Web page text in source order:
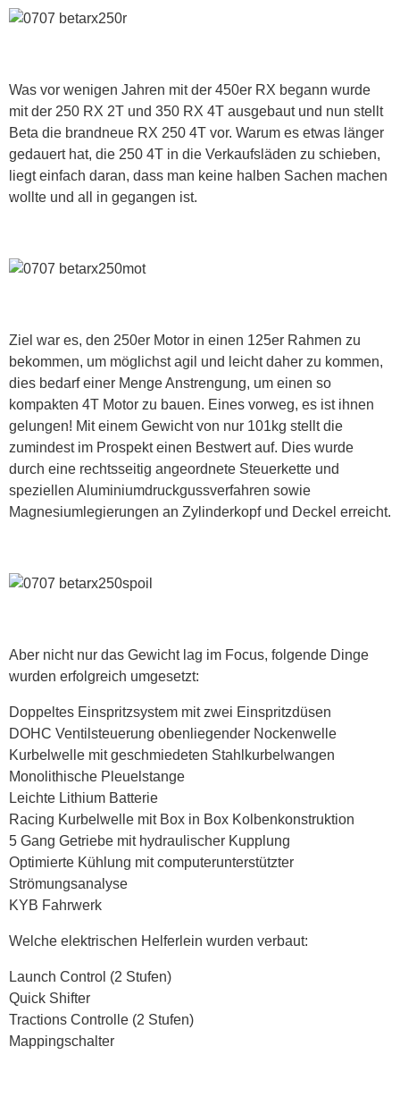
Was vor wenigen Jahren mit der 450er RX begann wurde
mit der 250 RX 2T und 350 RX 4T ausgebaut und nun stellt
Beta die brandneue RX 250 4T vor. Warum es etwas länger
gedauert hat, die 250 4T in die Verkaufsläden zu schieben,
liegt einfach daran, dass man keine halben Sachen machen
wollte und all in gegangen ist.
Ziel war es, den 250er Motor in einen 125er Rahmen zu
bekommen, um möglichst agil und leicht daher zu kommen,
dies bedarf einer Menge Anstrengung, um einen so
kompakten 4T Motor zu bauen. Eines vorweg, es ist ihnen
gelungen! Mit einem Gewicht von nur 101kg stellt die
zumindest im Prospekt einen Bestwert auf. Dies wurde
durch eine rechtsseitig angeordnete Steuerkette und
speziellen Aluminiumdruckgussverfahren sowie
Magnesiumlegierungen an Zylinderkopf und Deckel erreicht.
Aber nicht nur das Gewicht lag im Focus, folgende Dinge
wurden erfolgreich umgesetzt:
Doppeltes Einspritzsystem mit zwei Einspritzdüsen
DOHC Ventilsteuerung obenliegender Nockenwelle
Kurbelwelle mit geschmiedeten Stahlkurbelwangen
Monolithische Pleuelstange
Leichte Lithium Batterie
Racing Kurbelwelle mit Box in Box Kolbenkonstruktion
5 Gang Getriebe mit hydraulischer Kupplung
Optimierte Kühlung mit computerunterstützter
Strömungsanalyse
KYB Fahrwerk
Welche elektrischen Helferlein wurden verbaut:
Launch Control (2 Stufen)
Quick Shifter
Tractions Controlle (2 Stufen)
Mappingschalter